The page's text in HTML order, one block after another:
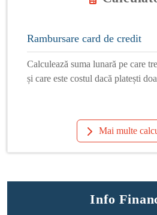
Rambursare card de credit
Calculează suma lunară pe care
și care este costul dacă platești
Mai multe
Info